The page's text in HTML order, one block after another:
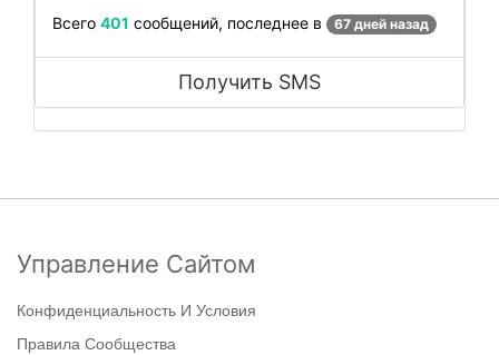
Всего 401 сообщений, последнее в 67 дней назад
Получить SMS
Управление Сайтом
Конфиденциальность И Условия
Правила Сообщества